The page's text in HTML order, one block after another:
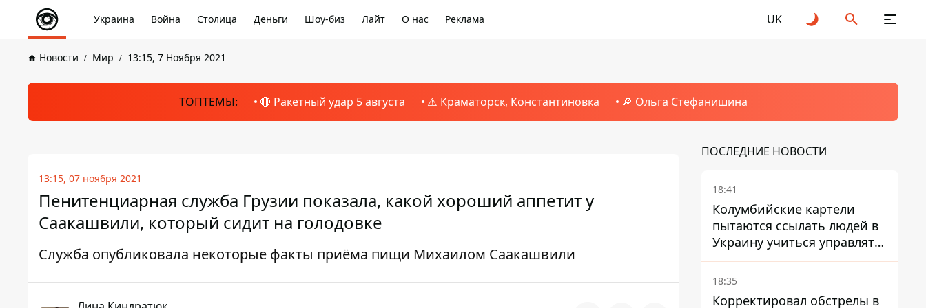
Украина Война Столица Деньги Шоу-биз Лайт О нас Реклама UK
Новости Мир 13:15, 7 Ноября 2021
ТОПТЕМЫ: 🔴 Ракетный удар 5 августа ⚠️ Краматорск, Константиновка 🔎 Ольга Стефанишина
13:15, 07 ноября 2021
Пенитенциарная служба Грузии показала, какой хороший аппетит у
Саакашвили, который сидит на голодовке
Служба опубликовала некоторые факты приёма пищи Михаилом Саакашвили
ПОСЛЕДНИЕ НОВОСТИ
18:41
Колумбийские картели
пытаются ссылать людей в
Украину учиться управлять
дронами - FT
18:35
Корректировал обстрелы в